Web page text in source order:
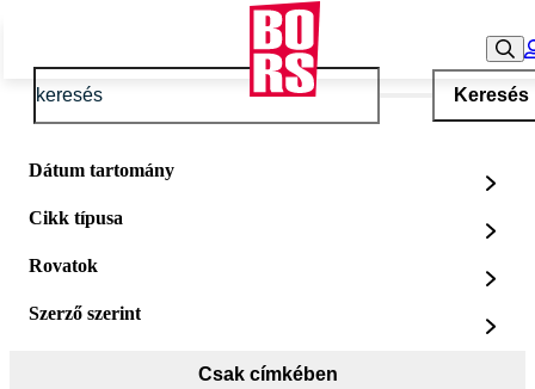
Keresés
Dátum tartomány
Cikk típusa
Rovatok
Szerző szerint
Csak címkében